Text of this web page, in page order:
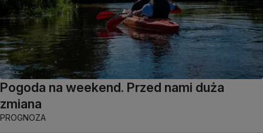
Pogoda na weekend. Przed nami duża
zmiana
PROGNOZA